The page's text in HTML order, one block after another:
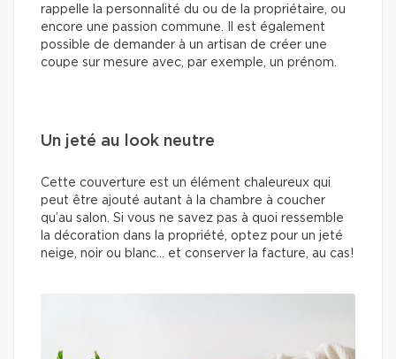
rappelle la personnalité du ou de la propriétaire, ou
encore une passion commune. Il est également
possible de demander à un artisan de créer une
coupe sur mesure avec, par exemple, un prénom.
Un jeté au look neutre
Cette couverture est un élément chaleureux qui
peut être ajouté autant à la chambre à coucher
qu’au salon. Si vous ne savez pas à quoi ressemble
la décoration dans la propriété, optez pour un jeté
neige, noir ou blanc… et conserver la facture, au cas!